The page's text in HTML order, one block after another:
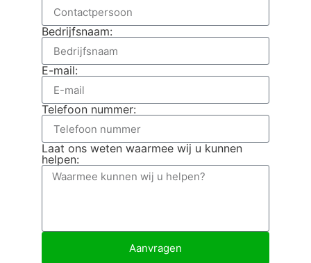
Bedrijfsnaam:
E-mail:
Telefoon nummer:
Laat ons weten waarmee wij u kunnen
helpen:
Aanvragen